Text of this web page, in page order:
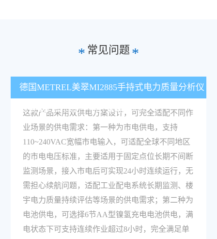
* 常见问题 *
德国METREL美翠MI2885手持式电力质量分析仪
的供电方案适配不同作业需求吗？
这款产品采用双供电方案设计，可完全适配不同作
业场景的供电需求：第一种为市电供电，支持
110~240VAC宽幅市电输入，可适配全球不同地区
的市电电压标准，主要适用于固定点位长期不间断
监测场景，接入市电后可实现24小时连续运行，无
需担心续航问题，适配工业配电系统长期监测、楼
宇电力质量持续评估等场景的供电需求；第二种为
电池供电，可选择6节AA型镍氢充电电池供电，满
电状态下可支持连续作业超过8小时，完全满足单